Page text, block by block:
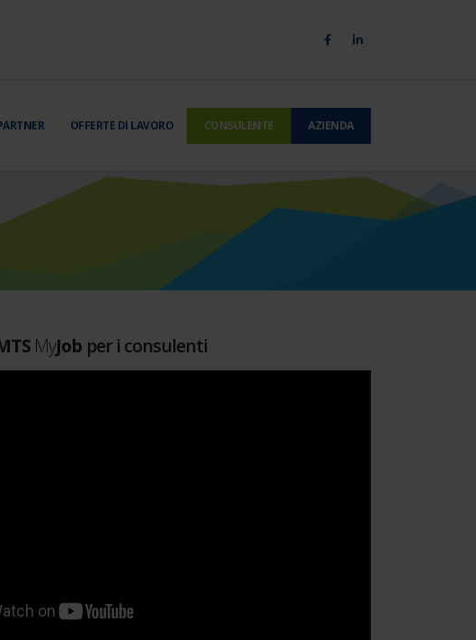
OFFERTE DI LAVORO CONSULENTE AZIENDA
MyJob per i consulenti